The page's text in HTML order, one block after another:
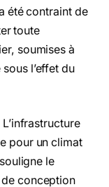
été contraint de
toute
soumises à
l’effet du
pour un climat
le
conception